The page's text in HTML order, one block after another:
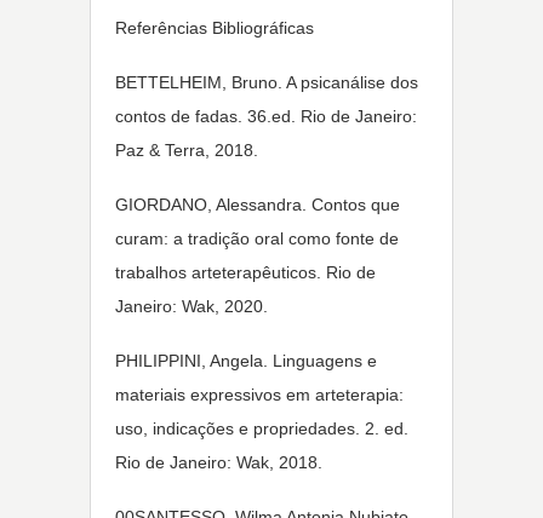
Referências Bibliográficas
BETTELHEIM, Bruno. A psicanálise dos
contos de fadas. 36.ed. Rio de Janeiro:
Paz & Terra, 2018.
GIORDANO, Alessandra. Contos que
curam: a tradição oral como fonte de
trabalhos arteterapêuticos. Rio de
Janeiro: Wak, 2020.
PHILIPPINI, Angela. Linguagens e
materiais expressivos em arteterapia:
uso, indicações e propriedades. 2. ed.
Rio de Janeiro: Wak, 2018.